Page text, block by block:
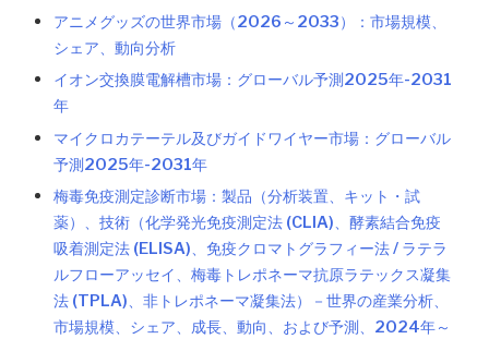
アニメグッズの世界市場（2026～2033）：市場規模、
シェア、動向分析
イオン交換膜電解槽市場：グローバル予測2025年-2031
年
マイクロカテーテル及びガイドワイヤー市場：グローバル
予測2025年-2031年
梅毒免疫測定診断市場：製品（分析装置、キット・試
薬）、技術（化学発光免疫測定法 (CLIA)、酵素結合免疫
吸着測定法 (ELISA)、免疫クロマトグラフィー法 / ラテラ
ルフローアッセイ、梅毒トレポネーマ抗原ラテックス凝集
法 (TPLA)、非トレポネーマ凝集法）－世界の産業分析、
市場規模、シェア、成長、動向、および予測、2024年～